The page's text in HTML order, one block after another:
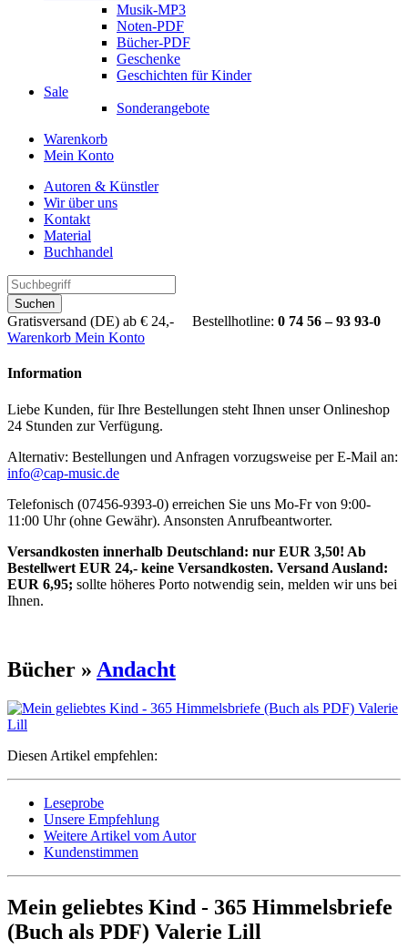
Musik-MP3
Noten-PDF
Bücher-PDF
Geschenke
Geschichten für Kinder
Sale
Sonderangebote
Warenkorb
Mein Konto
Autoren & Künstler
Wir über uns
Kontakt
Material
Buchhandel
Suchen
Gratisversand (DE) ab € 24,- Bestellhotline: 0 74 56 – 93 93-0
Warenkorb Mein Konto
Information
Liebe Kunden, für Ihre Bestellungen steht Ihnen unser Onlineshop
24 Stunden zur Verfügung.
Alternativ: Bestellungen und Anfragen vorzugsweise per E-Mail an:
info@cap-music.de
Telefonisch (07456-9393-0) erreichen Sie uns Mo-Fr von 9:00-
11:00 Uhr (ohne Gewähr). Ansonsten Anrufbeantworter.
Versandkosten innerhalb Deutschland: nur EUR 3,50! Ab
Bestellwert EUR 24,- keine Versandkosten. Versand Ausland:
EUR 6,95; sollte höheres Porto notwendig sein, melden wir uns bei
Ihnen.
Bücher » Andacht
Diesen Artikel empfehlen:
Leseprobe
Unsere Empfehlung
Weitere Artikel vom Autor
Kundenstimmen
Mein geliebtes Kind - 365 Himmelsbriefe
(Buch als PDF) Valerie Lill